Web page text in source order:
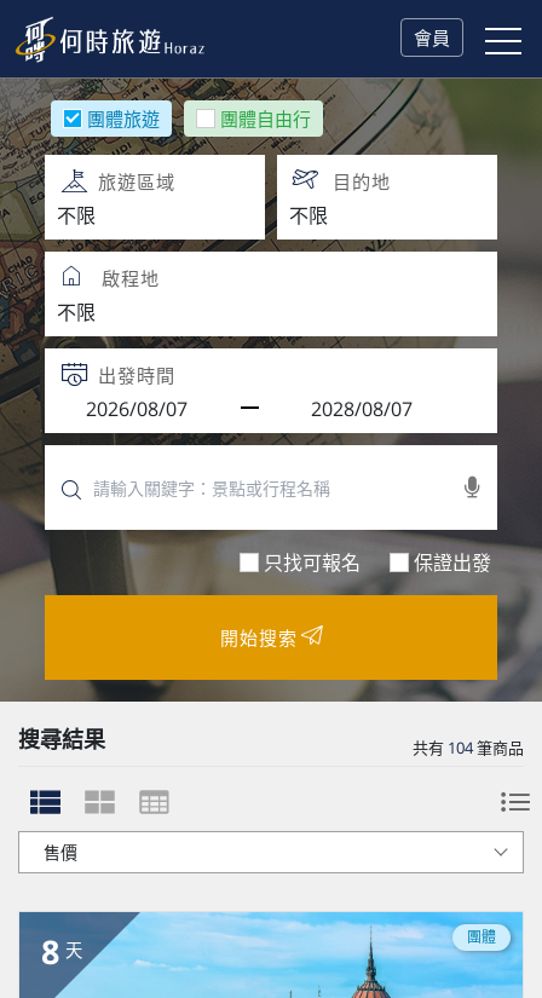
會員
團體旅遊 團體自由行
旅遊區域 目的地
啟程地
出發時間
只找可報名 保證出發
開始搜索
搜尋結果 共有 104筆商品
8 天
團體